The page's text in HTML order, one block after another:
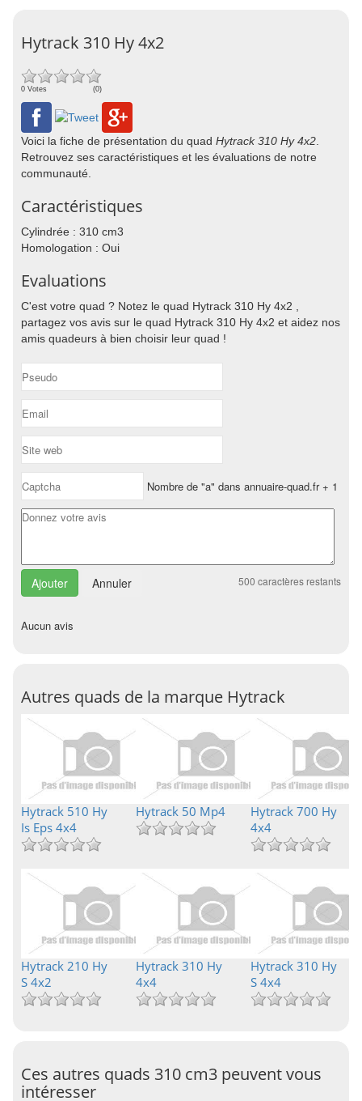
Hytrack 310 Hy 4x2
0 Votes (0)
Voici la fiche de présentation du quad Hytrack 310 Hy 4x2
Retrouvez ses caractéristiques et les évaluations de notre
communauté.
Caractéristiques
Cylindrée : 310 cm3
Homologation : Oui
Evaluations
C'est votre quad ? Notez le quad Hytrack 310 Hy 4x2 ,
partagez vos avis sur le quad Hytrack 310 Hy 4x2 et aidez nos
amis quadeurs à bien choisir leur quad !
Nombre de "a" dans annuaire-quad.fr + 1
Annuler 500 caractères restants
Aucun avis
Autres quads de la marque Hytrack
Hytrack 510 Hy
Is Eps 4x4
Hytrack 50 Mp4
Hytrack 700 Hy
4x4
Hytrack 210 Hy
S 4x2
Hytrack 310 Hy
4x4
Hytrack 310 Hy
S 4x4
Ces autres quads 310 cm3 peuvent vous
intéresser